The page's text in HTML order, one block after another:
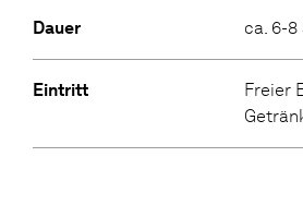
Dauer ca. 6-8
Eintritt
Freier